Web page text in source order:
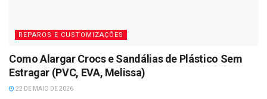
REPAROS E CUSTOMIZAÇÕES
Como Alargar Crocs e Sandálias de Plástico Sem
Estragar (PVC, EVA, Melissa)
22 DE MAIO DE 2026